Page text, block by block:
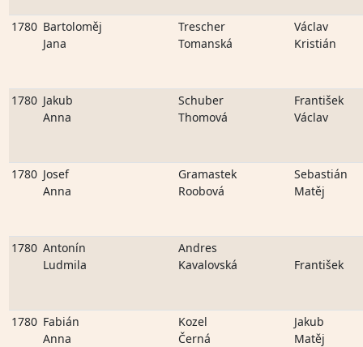
1780 Bartoloměj
Jana
Trescher
Tomanská
Václav
Kristián
1780 Jakub
Anna
Schuber
Thomová
František
Václav
1780 Josef
Anna
Gramastek
Roobová
Sebastián
Matěj
1780 Antonín
Ludmila
Andres
Kavalovská
František
1780 Fabián
Anna
Kozel
Černá
Jakub
Matěj